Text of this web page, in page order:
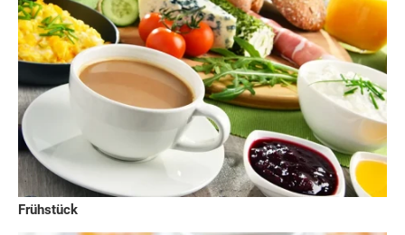
Frühstück